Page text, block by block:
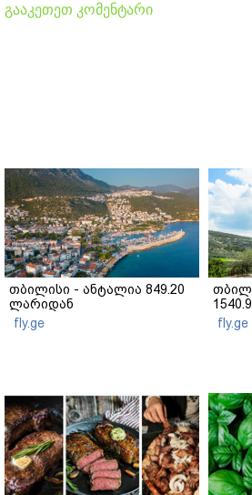
გააკეთეთ კომენტარი
თბილისი - ანტალია 849.20
ლარიდან
fly.ge
fly.ge